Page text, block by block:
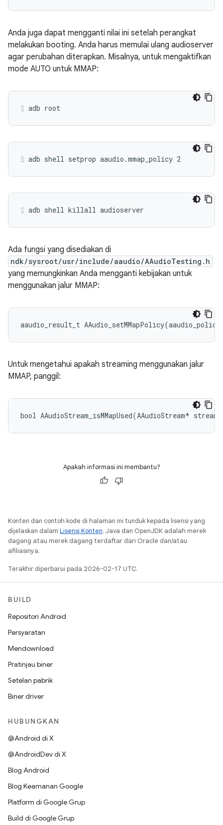
Anda juga dapat mengganti nilai ini setelah perangkat
melakukan booting. Anda harus memulai ulang audioserver
agar perubahan diterapkan. Misalnya, untuk mengaktifkan
mode AUTO untuk MMAP:
Ada fungsi yang disediakan di
ndk/sysroot/usr/include/aaudio/AAudioTesting.h
yang memungkinkan Anda mengganti kebijakan untuk
menggunakan jalur MMAP:
aaudio_result_t
Untuk mengetahui apakah streaming menggunakan jalur
MMAP, panggil:
bool AAudioStream_isMMapUsed(AAudioStream*
Apakah informasi ini membantu?
Konten dan contoh kode di halaman ini tunduk kepada lisensi yang
dijelaskan dalam Lisensi Konten. Java dan OpenJDK adalah merek
dagang atau merek dagang terdaftar dari Oracle dan/atau
afiliasinya.
Terakhir diperbarui pada 2026-02-17 UTC.
BUILD
Repositori Android
Persyaratan
Mendownload
Pratinjau biner
Setelan pabrik
Biner driver
HUBUNGKAN
@Android di X
@AndroidDev di X
Blog Android
Blog Keamanan Google
Platform di Google Grup
Build di Google Grup